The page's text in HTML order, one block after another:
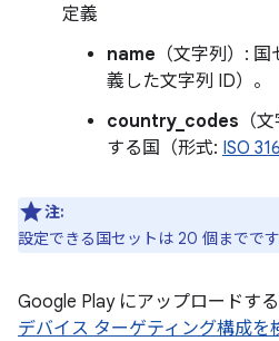
定義
name （文字列）:
義した文字列 ID）。
country_codes （
する国（形式: ISO
注:
設定できる国セットは 20 個までです
Google Play にアップロードす
デバイス ターゲティング構成を